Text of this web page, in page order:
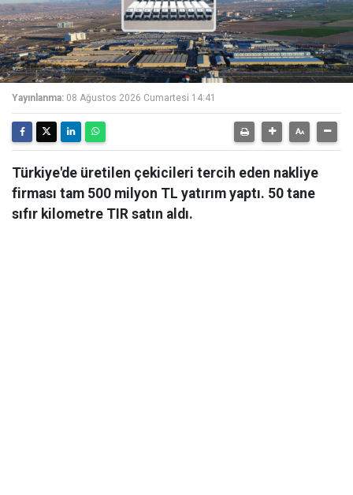
Yayınlanma: 08 Ağustos 2026 Cumartesi 14:41
Türkiye'de üretilen çekicileri tercih eden nakliye
firması tam 500 milyon TL yatırım yaptı. 50 tane
sıfır kilometre TIR satın aldı.